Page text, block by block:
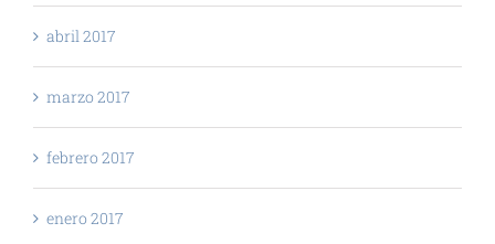
abril 2017
marzo 2017
febrero 2017
enero 2017